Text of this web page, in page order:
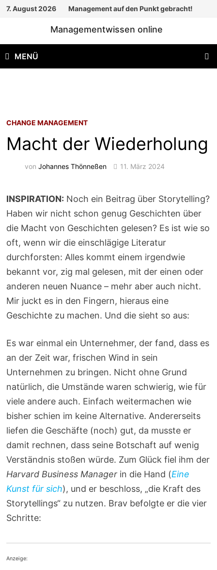
Zum
7. August 2026 Management auf den Punkt gebracht!
Managementwissen online
MENÜ
CHANGE MANAGEMENT
Macht der Wiederholung
vonJohannes Thönneßen 11. März 2024
INSPIRATION: Noch ein Beitrag über Storytelling?
Haben wir nicht schon genug Geschichten über
die Macht von Geschichten gelesen? Es ist wie so
oft, wenn wir die einschlägige Literatur
durchforsten: Alles kommt einem irgendwie
bekannt vor, zig mal gelesen, mit der einen oder
anderen neuen Nuance – mehr aber auch nicht.
Mir juckt es in den Fingern, hieraus eine
Geschichte zu machen. Und die sieht so aus:
Es war einmal ein Unternehmer, der fand, dass es
an der Zeit war, frischen Wind in sein
Unternehmen zu bringen. Nicht ohne Grund
natürlich, die Umstände waren schwierig, wie für
viele andere auch. Einfach weitermachen wie
bisher schien im keine Alternative. Andererseits
liefen die Geschäfte (noch) gut, da musste er
damit rechnen, dass seine Botschaft auf wenig
Verständnis stoßen würde. Zum Glück fiel ihm der
Harvard Business Manager in die Hand (Eine
Kunst für sich), und er beschloss, „die Kraft des
Storytellings“ zu nutzen. Brav befolgte er die vier
Schritte:
Anzeige: